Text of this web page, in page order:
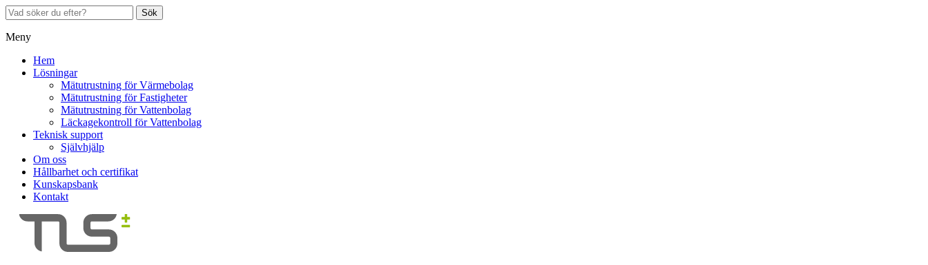
Sök
Meny
Hem
Lösningar
Mätutrustning för Värmebolag
Mätutrustning för Fastigheter
Mätutrustning för Vattenbolag
Läckagekontroll för Vattenbolag
Teknisk support
Självhjälp
Om oss
Hållbarhet och certifikat
Kunskapsbank
Kontakt